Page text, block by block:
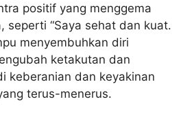
positif yang menggema
seperti “Saya sehat dan kuat.
menyembuhkan diri
ketakutan dan
keberanian dan keyakinan
terus-menerus.